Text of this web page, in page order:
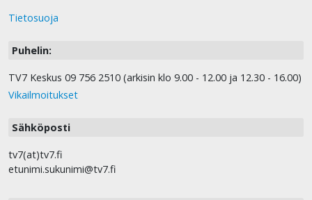
Tietosuoja
Puhelin:
TV7 Keskus 09 756 2510 (arkisin klo 9.00 - 12.00 ja 12.30 - 16.00)
Vikailmoitukset
Sähköposti
tv7(at)tv7.fi
etunimi.sukunimi@tv7.fi